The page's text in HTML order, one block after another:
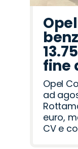
fine
Opel
ad
euro,
CV e